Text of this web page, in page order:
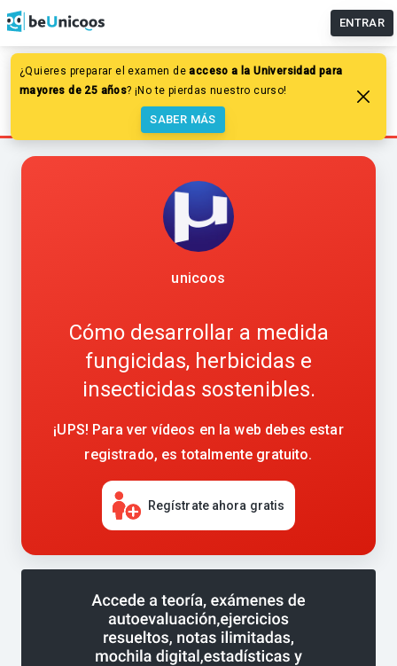
ENTRAR
¿Quieres preparar el examen deacceso a la Universidad para
mayores de 25 años? ¡No te pierdas nuestro curso!
SABER MÁS
Química Especiales
uniQoos
Cómo desarrollar a medida fungicidas, herbicidas e
insecticidas sostenibles.
unicoos
Cómo desarrollar a medida
fungicidas, herbicidas e
insecticidas sostenibles.
¡UPS! Para ver vídeos en la web debes estar
registrado, es totalmente gratuito.
Regístrate ahora gratis